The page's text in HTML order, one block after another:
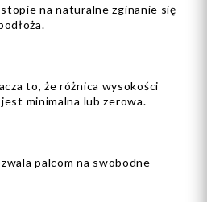
na naturalne zginanie się
to, że różnica wysokości
minimalna lub zerowa.
palcom na swobodne